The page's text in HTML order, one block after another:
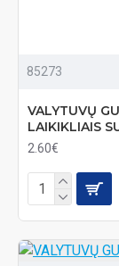
85273
VALYTUVŲ
LAIKIKLIAIS
2.60€